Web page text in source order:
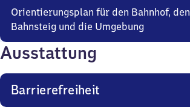
Orientierungsplan für den Bahnhof, den
Bahnsteig und die Umgebung
Ausstattung
Barrierefreiheit